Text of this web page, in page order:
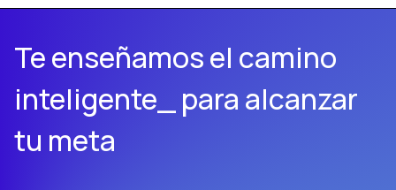
Te enseñamos el camino
inteligente_ para alcanzar
tu meta